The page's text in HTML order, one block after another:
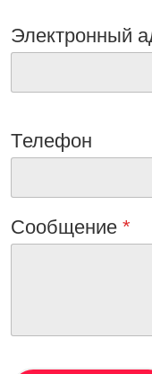
Электронный
Tелефон
Сообщениe *